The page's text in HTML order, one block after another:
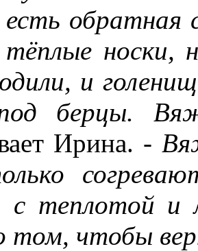
есть обратная
тёплые носки,
и
берцы.
Ирина. -
с теплотой
том, чтобы